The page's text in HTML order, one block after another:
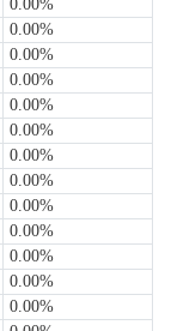
0.00%
0.00%
0.00%
0.00%
0.00%
0.00%
0.00%
0.00%
0.00%
0.00%
0.00%
0.00%
0.00%